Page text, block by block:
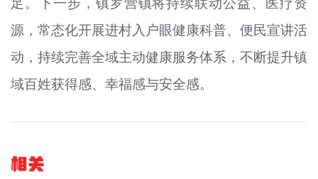
源，常态化开展进村入户眼健康科普、便民宣讲活
动，持续完善全域主动健康服务体系，不断提升镇
域百姓获得感、幸福感与安全感。
相关